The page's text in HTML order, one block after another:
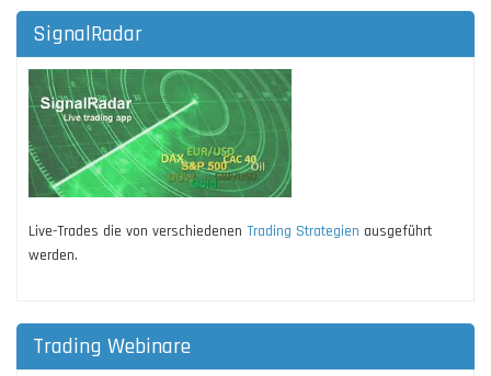
SignalRadar
Live-Trades die von verschiedenen Trading Strategien ausgeführt
werden.
Trading Webinare